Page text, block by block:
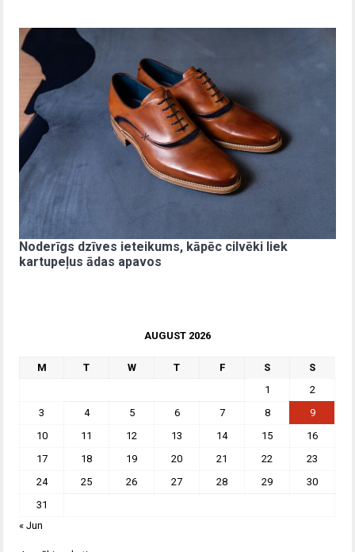
Noderīgs dzīves ieteikums, kāpēc cilvēki liek
kartupeļus ādas apavos
AUGUST 2026
M T W T F S
S
1
2
3
4 5 6 7 8
9
10
11 12 13 14 15
16
17
18 19 20 21 22
23
24
25 26 27 28 29
30
31
« Jun